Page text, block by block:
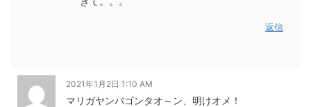
返信
2021年1月2日 1:10 AM
マリガヤンバゴンタオ～ン、明けオメ！